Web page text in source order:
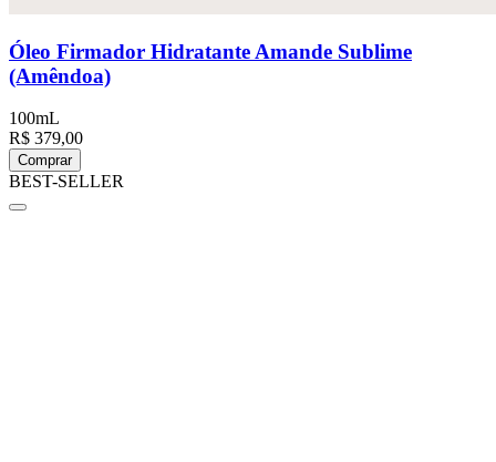
Óleo Firmador Hidratante Amande Sublime
(Amêndoa)
100mL
R$ 379,00
Comprar
BEST-SELLER